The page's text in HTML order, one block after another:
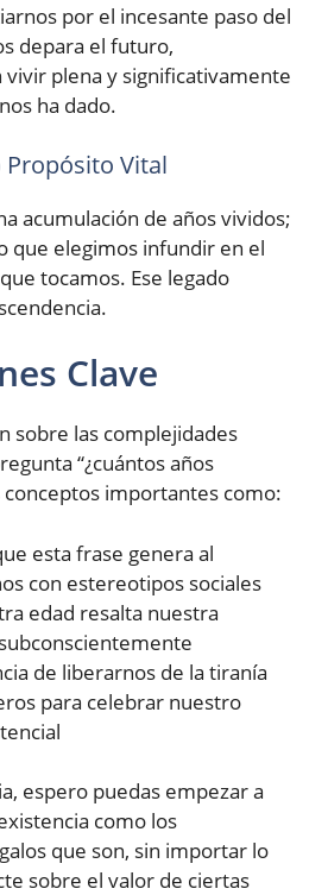
por el incesante paso del
depara el futuro,
plena y significativamente
ha dado.
Vital
acumulación de años vividos;
que elegimos infundir en el
tocamos. Ese legado
Clave
sobre las complejidades
“¿cuántos años
conceptos importantes como:
esta frase genera al
con estereotipos sociales
edad resalta nuestra
de liberarnos de la tiranía
para celebrar nuestro
espero puedas empezar a
como los
que son, sin importar lo
sobre el valor de ciertas